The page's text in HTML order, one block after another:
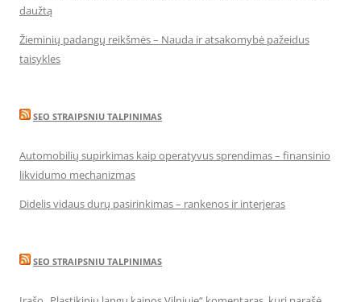
daužtą
Žieminių padangų reikšmės – Nauda ir atsakomybė pažeidus
taisykles
SEO STRAIPSNIU TALPINIMAS
Automobilių supirkimas kaip operatyvus sprendimas – finansinio
likvidumo mechanizmas
Didelis vidaus durų pasirinkimas – rankenos ir interjeras
SEO STRAIPSNIU TALPINIMAS